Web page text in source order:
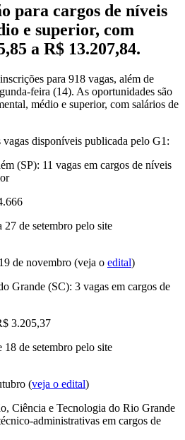
para cargos de níveis
e superior, com
a R$ 13.207,84.
para 918 vagas, além de
feira (14). As oportunidades são
médio e superior, com salários de
disponíveis publicada pelo G1:
(SP): 11 vagas em cargos de níveis
27 de setembro pelo site
de novembro (veja o edital)
Grande (SC): 3 vagas em cargos de
3.205,37
18 de setembro pelo site
(veja o edital)
Ciência e Tecnologia do Rio Grande
administrativas em cargos de